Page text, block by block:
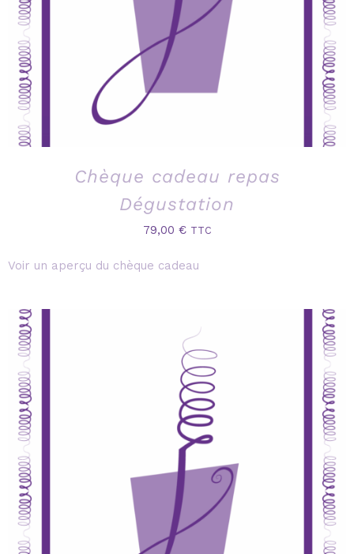
Chèque cadeau repas
Dégustation
79,00 € TTC
Voir un aperçu du chèque cadeau